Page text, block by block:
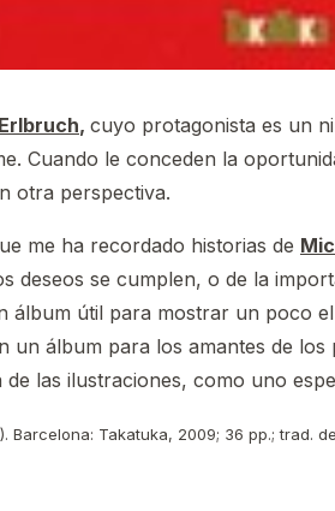
, cuyo protagonista es un
Cuando le conceden la
otra perspectiva.
me ha recordado historias de
deseos se cumplen, o de la
álbum útil para mostrar un poco
un álbum para los amantes de
las ilustraciones, como uno
Barcelona: Takatuka, 2009; 36 pp.; trad.